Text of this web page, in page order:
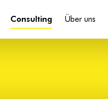
Consulting Über uns